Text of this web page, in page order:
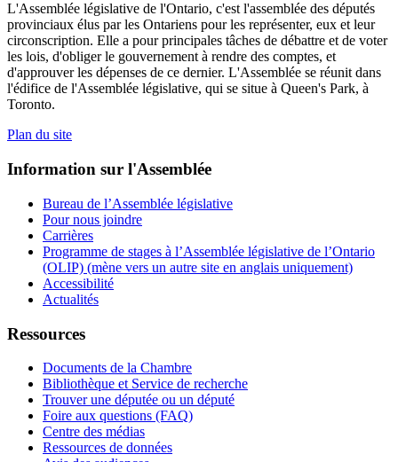
L'Assemblée législative de l'Ontario, c'est l'assemblée des députés
provinciaux élus par les Ontariens pour les représenter, eux et leur
circonscription. Elle a pour principales tâches de débattre et de voter
les lois, d'obliger le gouvernement à rendre des comptes, et
d'approuver les dépenses de ce dernier. L'Assemblée se réunit dans
l'édifice de l'Assemblée législative, qui se situe à Queen's Park, à
Toronto.
Plan du site
Information sur l'Assemblée
Bureau de l’Assemblée législative
Pour nous joindre
Carrières
Programme de stages à l’Assemblée législative de l’Ontario
(OLIP) (mène vers un autre site en anglais uniquement)
Accessibilité
Actualités
Ressources
Documents de la Chambre
Bibliothèque et Service de recherche
Trouver une députée ou un député
Foire aux questions (FAQ)
Centre des médias
Ressources de données